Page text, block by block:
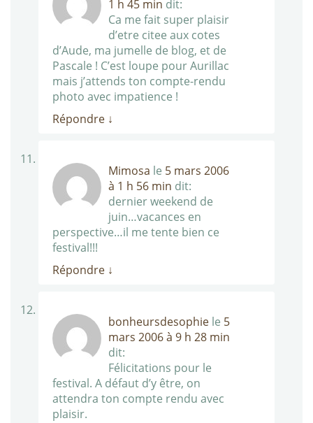
1 h 45 min dit:
Ca me fait super plaisir
d’etre citee aux cotes
d’Aude, ma jumelle de blog, et de
Pascale ! C’est loupe pour Aurillac
mais j’attends ton compte-rendu
photo avec impatience !
Répondre ↓
Mimosa le 5 mars 2006
à 1 h 56 min dit:
dernier weekend de
juin…vacances en
perspective…il me tente bien ce
festival!!!
Répondre ↓
bonheursdesophie le 5
mars 2006 à 9 h 28 min
dit:
Félicitations pour le
festival. A défaut d’y être, on
attendra ton compte rendu avec
plaisir.